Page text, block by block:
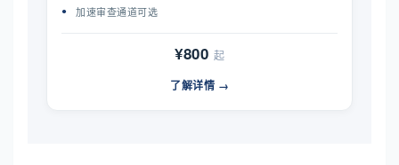
加速审查通道可选
¥800 起
了解详情 →